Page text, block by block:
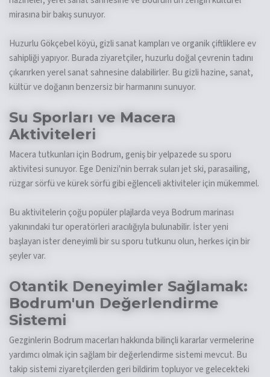
mirasına bir bakış sunuyor.
Huzurlu Gökçebel köyü, gizli sanat kampları ve organik çiftliklere ev
sahipliği yapıyor. Burada ziyaretçiler, huzurlu doğal çevrenin tadını
çıkarırken yerel sanat sahnesine dalabilirler. Bu gizli hazine, sanat,
kültür ve doğanın benzersiz bir harmanını sunuyor.
Su Sporları ve Macera
Aktiviteleri
Macera tutkunları için Bodrum, geniş bir yelpazede su sporu
aktivitesi sunuyor. Ege Denizi'nin berrak suları jet ski, parasailing,
rüzgar sörfü ve kürek sörfü gibi eğlenceli aktiviteler için mükemmel.
Bu aktivitelerin çoğu popüler plajlarda veya Bodrum marinası
yakınındaki tur operatörleri aracılığıyla bulunabilir. İster yeni
başlayan ister deneyimli bir su sporu tutkunu olun, herkes için bir
şeyler var.
Otantik Deneyimler Sağlamak:
Bodrum'un Değerlendirme
Sistemi
Gezginlerin Bodrum macerları hakkında bilinçli kararlar vermelerine
yardımcı olmak için sağlam bir değerlendirme sistemi mevcut. Bu
takip sistemi ziyaretçilerden geri bildirim topluyor ve gelecekteki